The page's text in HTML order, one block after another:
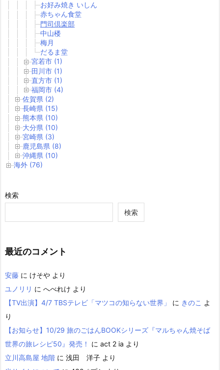
お好み焼き いしん
赤ちゃん食堂
門司倶楽部
中山楼
梅月
だるま堂
宮若市 (1)
田川市 (1)
直方市 (1)
福岡市 (4)
佐賀県 (2)
長崎県 (15)
熊本県 (10)
大分県 (10)
宮崎県 (3)
鹿児島県 (8)
沖縄県 (10)
海外 (76)
検索
検索
最近のコメント
安藤 に けそや より
ユノリリ に へべれけ より
【TV出演】4/7 TBSテレビ「マツコの知らない世界」
に きのこ よ
り
【お知らせ】10/29 旅のごはんBOOKシリーズ『マルちゃん焼そば
世界の旅レシピ50』発売！
に act 2 ia より
立川高島屋 地階 に 浅田 洋子 より